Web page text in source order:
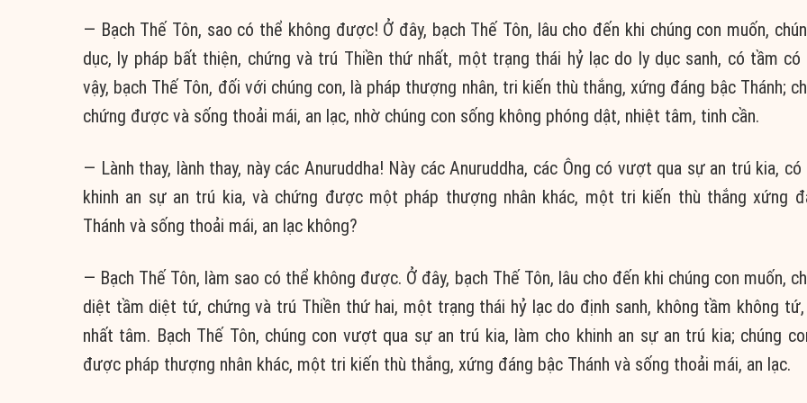
— Bạch Thế Tôn, sao có thể không được! Ở đây, bạch Thế Tôn, lâu cho đến khi chúng con muốn,
dục, ly pháp bất thiện, chứng và trú Thiền thứ nhất, một trạng thái hỷ lạc do ly dục sanh, có tầm
vậy, bạch Thế Tôn, đối với chúng con, là pháp thượng nhân, tri kiến thù thắng, xứng đáng bậc Thánh;
chứng được và sống thoải mái, an lạc, nhờ chúng con sống không phóng dật, nhiệt tâm, tinh cần.
— Lành thay, lành thay, này các Anuruddha! Này các Anuruddha, các Ông có vượt qua sự an trú kia,
khinh an sự an trú kia, và chứng được một pháp thượng nhân khác, một tri kiến thù thắng xứng
Thánh và sống thoải mái, an lạc không?
— Bạch Thế Tôn, làm sao có thể không được. Ở đây, bạch Thế Tôn, lâu cho đến khi chúng con muốn,
diệt tầm diệt tứ, chứng và trú Thiền thứ hai, một trạng thái hỷ lạc do định sanh, không tầm không
nhất tâm. Bạch Thế Tôn, chúng con vượt qua sự an trú kia, làm cho khinh an sự an trú kia; chúng
được pháp thượng nhân khác, một tri kiến thù thắng, xứng đáng bậc Thánh và sống thoải mái, an lạc.